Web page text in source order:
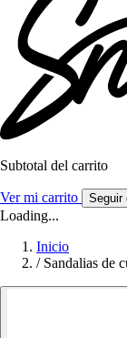
Subtotal del carrito
Ver mi carrito Seguir
Loading...
Inicio
/ Sandalias de